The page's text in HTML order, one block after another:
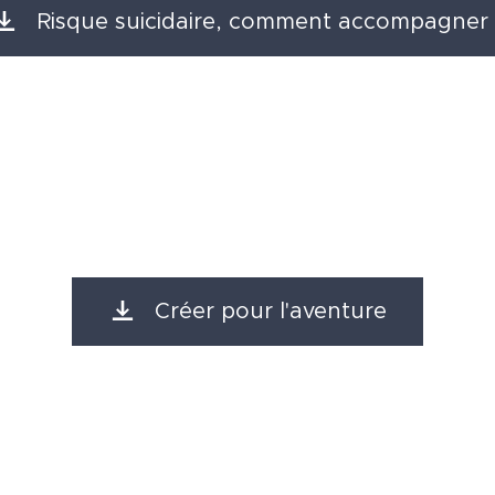
Risque suicidaire, comment accompagner
Créer pour l'aventure